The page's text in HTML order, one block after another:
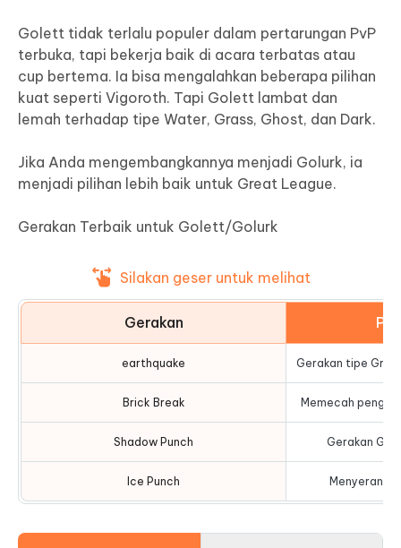
Golett tidak terlalu populer dalam pertarungan PvP
terbuka, tapi bekerja baik di acara terbatas atau
cup bertema. Ia bisa mengalahkan beberapa pilihan
kuat seperti Vigoroth. Tapi Golett lambat dan
lemah terhadap tipe Water, Grass, Ghost, dan Dark.
Jika Anda mengembangkannya menjadi Golurk, ia
menjadi pilihan lebih baik untuk Great League.
Gerakan Terbaik untuk Golett/Golurk
Silakan geser untuk melihat
Gerakan
earthquake Gerakan tipe
Brick Break Memecah
Shadow Punch Gerakan
Ice Punch Menyerang